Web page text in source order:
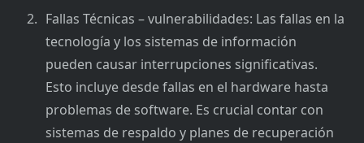
Fallas Técnicas – vulnerabilidades: Las fallas en la
tecnología y los sistemas de información
pueden causar interrupciones significativas.
Esto incluye desde fallas en el hardware hasta
problemas de software. Es crucial contar con
sistemas de respaldo y planes de recuperación